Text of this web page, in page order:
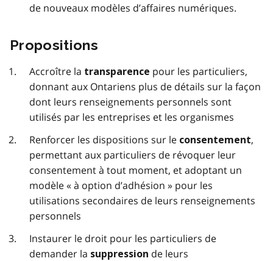
de nouveaux modèles d’affaires numériques.
Propositions
Accroître la transparence pour les particuliers,
donnant aux Ontariens plus de détails sur la façon
dont leurs renseignements personnels sont
utilisés par les entreprises et les organismes
Renforcer les dispositions sur le consentement,
permettant aux particuliers de révoquer leur
consentement à tout moment, et adoptant un
modèle « à option d’adhésion » pour les
utilisations secondaires de leurs renseignements
personnels
Instaurer le droit pour les particuliers de
demander la suppression de leurs